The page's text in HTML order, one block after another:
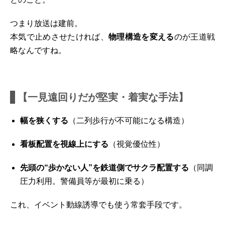
つまり放送は建前。
本気で止めさせたければ、 物理構造を変えるのが王道戦
略なんですね。
【一見遠回りだが堅実・着実な手法】
幅を狭くする （二列歩行が不可能になる構造）
看板配置を視線上にする （視覚優位性）
先頭の“歩かない人”を鉄道側でサクラ配置する （同調
圧力利用。警備員等が最初に乗る）
これ、イベント動線誘導でも使う常套手段です。